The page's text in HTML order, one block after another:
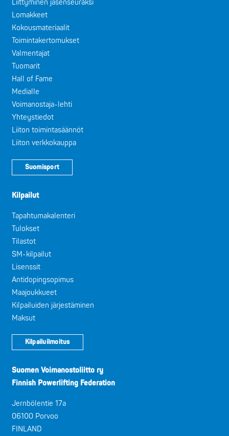
Liittyminen jäsenseuraksi
Lomakkeet
Kokousmateriaalit
Toimintakertomukset
Valmentajat
Tuomarit
Hall of Fame
Medialle
Voimanostaja-lehti
Yhteystiedot
Liiton toimintasäännöt
Liiton verkkokauppa
Suomisport
Kilpailut
Tapahtumakalenteri
Tulokset
Tilastot
SM-kilpailut
Lisenssit
Antidopingsopimus
Maajoukkueet
Kilpailuiden järjestäminen
Maksut
Kilpailuilmoitus
Suomen Voimanostoliitto ry
Finnish Powerlifting Federation
Jernbölentie 17a
06100 Porvoo
FINLAND